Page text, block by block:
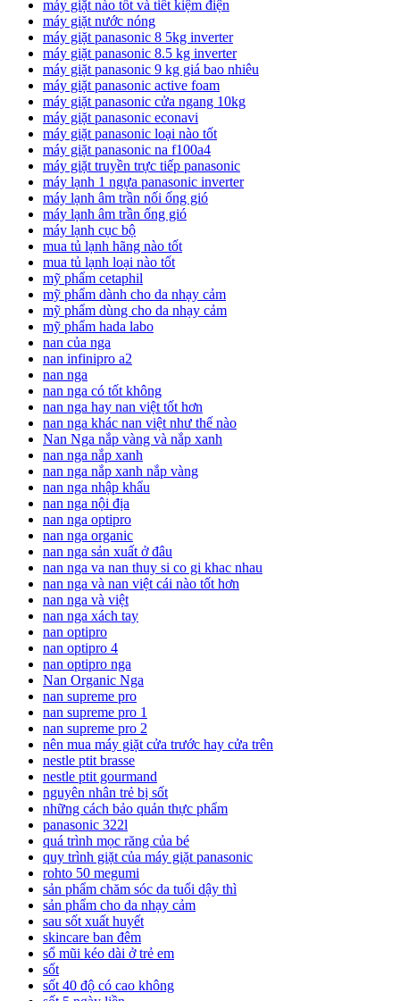
máy giặt nào tốt và tiết kiệm điện
máy giặt nước nóng
máy giặt panasonic 8 5kg inverter
máy giặt panasonic 8.5 kg inverter
máy giặt panasonic 9 kg giá bao nhiêu
máy giặt panasonic active foam
máy giặt panasonic cửa ngang 10kg
máy giặt panasonic econavi
máy giặt panasonic loại nào tốt
máy giặt panasonic na f100a4
máy giặt truyền trực tiếp panasonic
máy lạnh 1 ngựa panasonic inverter
máy lạnh âm trần nối ống gió
máy lạnh âm trần ống gió
máy lạnh cục bộ
mua tủ lạnh hãng nào tốt
mua tủ lạnh loại nào tốt
mỹ phẩm cetaphil
mỹ phẩm dành cho da nhạy cảm
mỹ phẩm dùng cho da nhạy cảm
mỹ phẩm hada labo
nan của nga
nan infinipro a2
nan nga
nan nga có tốt không
nan nga hay nan việt tốt hơn
nan nga khác nan việt như thế nào
Nan Nga nắp vàng và nắp xanh
nan nga nắp xanh
nan nga nắp xanh nắp vàng
nan nga nhập khẩu
nan nga nội địa
nan nga optipro
nan nga organic
nan nga sản xuất ở đâu
nan nga va nan thuy si co gi khac nhau
nan nga và nan việt cái nào tốt hơn
nan nga và việt
nan nga xách tay
nan optipro
nan optipro 4
nan optipro nga
Nan Organic Nga
nan supreme pro
nan supreme pro 1
nan supreme pro 2
nên mua máy giặt cửa trước hay cửa trên
nestle ptit brasse
nestle ptit gourmand
nguyên nhân trẻ bị sốt
những cách bảo quản thực phẩm
panasonic 322l
quá trình mọc răng của bé
quy trình giặt của máy giặt panasonic
rohto 50 megumi
sản phẩm chăm sóc da tuổi dậy thì
sản phẩm cho da nhạy cảm
sau sốt xuất huyết
skincare ban đêm
sổ mũi kéo dài ở trẻ em
sốt
sốt 40 độ có cao không